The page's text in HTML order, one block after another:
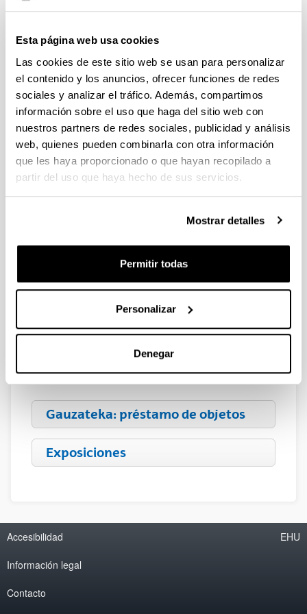
Esta página web usa cookies
Las cookies de este sitio web se usan para personalizar
el contenido y los anuncios, ofrecer funciones de redes
sociales y analizar el tráfico. Además, compartimos
información sobre el uso que haga del sitio web con
nuestros partners de redes sociales, publicidad y análisis
web, quienes pueden combinarla con otra información
que les haya proporcionado o que hayan recopilado a
partir del uso que haya hecho de sus servicios.
Mostrar detalles
Permitir todas
Personalizar
Denegar
Normativa de préstamo
Préstamo interbibliotecario
Consulta en salas
Reserva de puestos de lectura y
salas de trabajo en grupo
Sugerencias de compra
Equipamiento de reproducción y
Inclusión
Acceso remoto y WiFi
Gauzateka: préstamo de objetos
Exposiciones
Accesibilidad
Información legal
Contacto
EHU